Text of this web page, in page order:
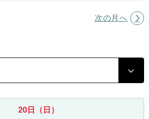
次の月へ
20日（日）